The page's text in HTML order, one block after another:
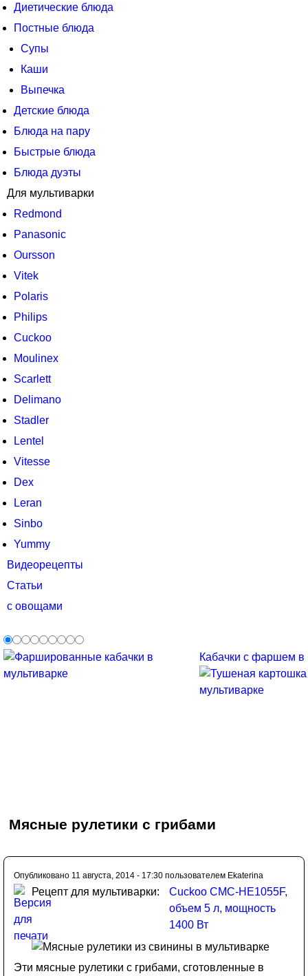
Диетические блюда
Постные блюда
Супы
Каши
Выпечка
Детские блюда
Блюда на пару
Быстрые блюда
Блюда дуэты
Для мультиварки
Redmond
Panasonic
Oursson
Vitek
Polaris
Philips
Cuckoo
Moulinex
Scarlett
Delimano
Stadler
Lentel
Vitesse
Dex
Leran
Sinbo
Yummy
Видеорецепты
Статьи
с овощами
Кабачки с фаршем в
Мясные рулетики с грибами
Опубликовано 11 августа, 2014 - 17:30 пользователем Ekaterina
Рецепт для мультиварки:
Cuckoo CMC-HE1055F,
объем 5 л, мощность
1400 Вт
Эти мясные рулетики с грибами, сготовленные в